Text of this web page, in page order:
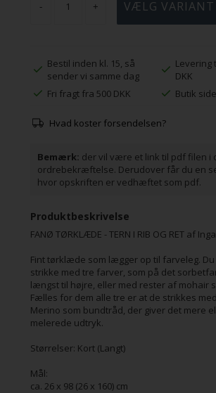
- +
Bestil inden kl. 15, så
sender vi samme dag
Levering
DKK
Fri fragt fra 500 DKK
Butik
Hvad koster forsendelsen?
Bemærk: der vil være et link til pdf filen i
ordrebekræftelse. Derudover får du en
hvor opskriften er vedhæftet som pdf.
Produktbeskrivelse
FANØ TØRKLÆDE - TERN I RIB OG RET af
Fint tørklæde som lægger op til farveleg.
strikke med tre farver, som på det
længst til højre, eller med rester af mohair
Fælles for dem alle tre er at de strikkes
Merino som bundtråd, der giver det mere
melerede udtryk.
Størrelser: Kort (Langt)
Mål:
ca. 26 x 98 (26 x 160) cm